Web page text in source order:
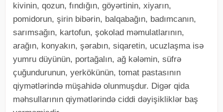
kivinin, qozun, fındığın, göyərtinin, xiyarın,
pomidorun, şirin bibərin, balqabağın, badımcanın,
sarımsağın, kartofun, şokolad məmulatlarının,
arağın, konyakın, şərabın, siqaretin, ucuzlaşma isə
yumru düyünün, portağalın, ağ kələmin, süfrə
çuğundurunun, yerkökünün, tomat pastasının
qiymətlərində müşahidə olunmuşdur. Digər qida
məhsullarının qiymətlərində ciddi dəyişikliklər baş